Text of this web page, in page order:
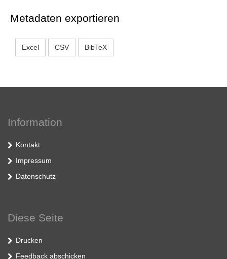
Metadaten exportieren
Excel CSV BibTeX
Information
Kontakt
Impressum
Datenschutz
Diese Seite
Drucken
Feedback abschicken